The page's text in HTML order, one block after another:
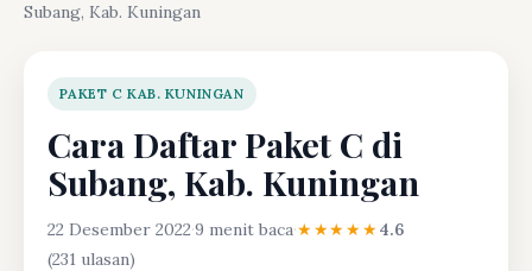
Subang, Kab. Kuningan
PAKET C KAB. KUNINGAN
Cara Daftar Paket C di
Subang, Kab. Kuningan
22 Desember 2022·9 menit baca·★★★★★4.6
(231 ulasan)